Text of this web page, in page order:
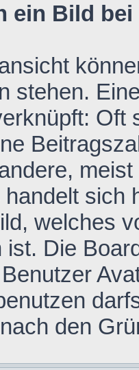
ein Bild
stehen.
Oft
sich
welches
ist. Die
den